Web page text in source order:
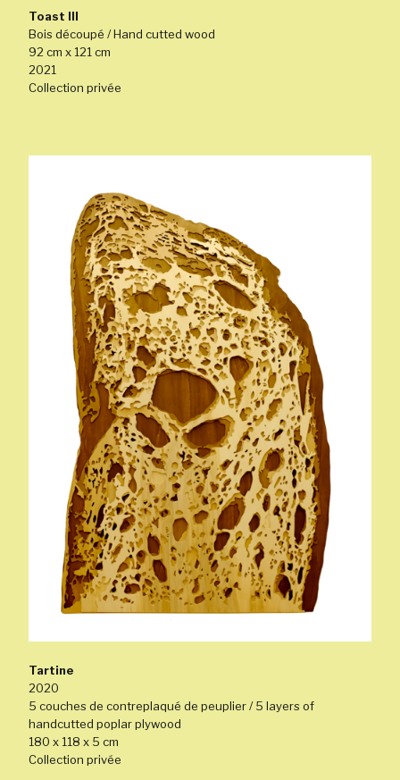
Toast III
Bois découpé / Hand cutted wood
92 cm x 121 cm
2021
Collection privée
Tartine
2020
5 couches de contreplaqué de peuplier / 5 layers of
handcutted poplar plywood
180 x 118 x 5 cm
Collection privée